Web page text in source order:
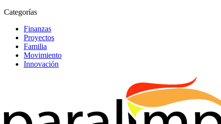
Categorías
Finanzas
Proyectos
Familia
Movimiento
Innovación